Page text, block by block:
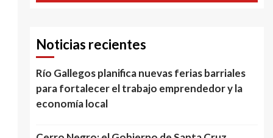
Noticias recientes
Río Gallegos planifica nuevas ferias barriales
para fortalecer el trabajo emprendedor y la
economía local